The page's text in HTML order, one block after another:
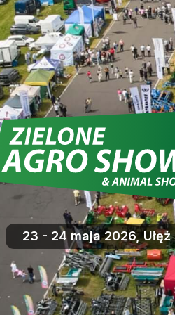
23 - 24 maja 2026, Ułęż